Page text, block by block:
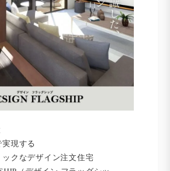
現する
クなデザイン注文住宅